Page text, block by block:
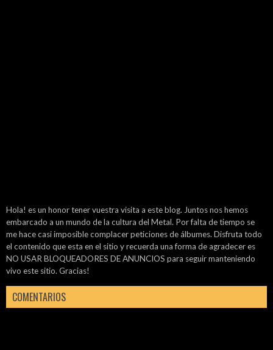
Hola! es un honor tener vuestra visita a este blog. Juntos nos hemos
embarcado a un mundo de la cultura del Metal. Por falta de tiempo se
me hace casi imposible complacer peticiones de álbumes. Disfruta todo
el contenido que esta en el sitio y recuerda una forma de agradecer es
NO USAR BLOQUEADORES DE ANUNCIOS para seguir manteniendo
vivo este sitio. Gracias!
COMENTARIOS